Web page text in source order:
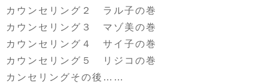
カウンセリング２ ラル子の巻
カウンセリング３ マゾ美の巻
カウンセリング４ サイ子の巻
カウンセリング５ リジコの巻
カンセリングその後……